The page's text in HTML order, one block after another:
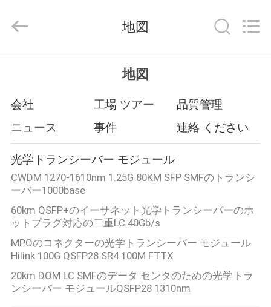
製
品
た
し
た
ち
supplier.
Copyright
Rights
地図
地図
会社 工場 ツアー
品質管理
ニュース
事件 連絡 ください
光学トランシーバー モジュール
CWDM 1270-1610nm 1.25G 80KM SFP SMFのトランシ
ーバー1000base
60km QSFP+のイーサネット光学トランシーバーのホ
ットプラグ対応の二重LC 40Gb/s
MPOのコネクターの光学トランシーバー モジュール
Hilink 100G QSFP28 SR4 100M FTTX
20km DOM LC SMFのデータ センタのための光学トラ
ンシーバー モジュールQSFP28 1310nm